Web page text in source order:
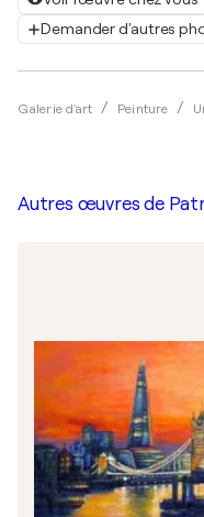
Demander d'autres
Galerie d'art Peinture
Autres œuvres de